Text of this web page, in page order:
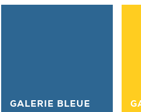
GALERIE BLEUE